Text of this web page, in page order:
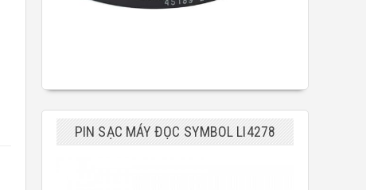
PIN SẠC MÁY ĐỌC SYMBOL LI4278